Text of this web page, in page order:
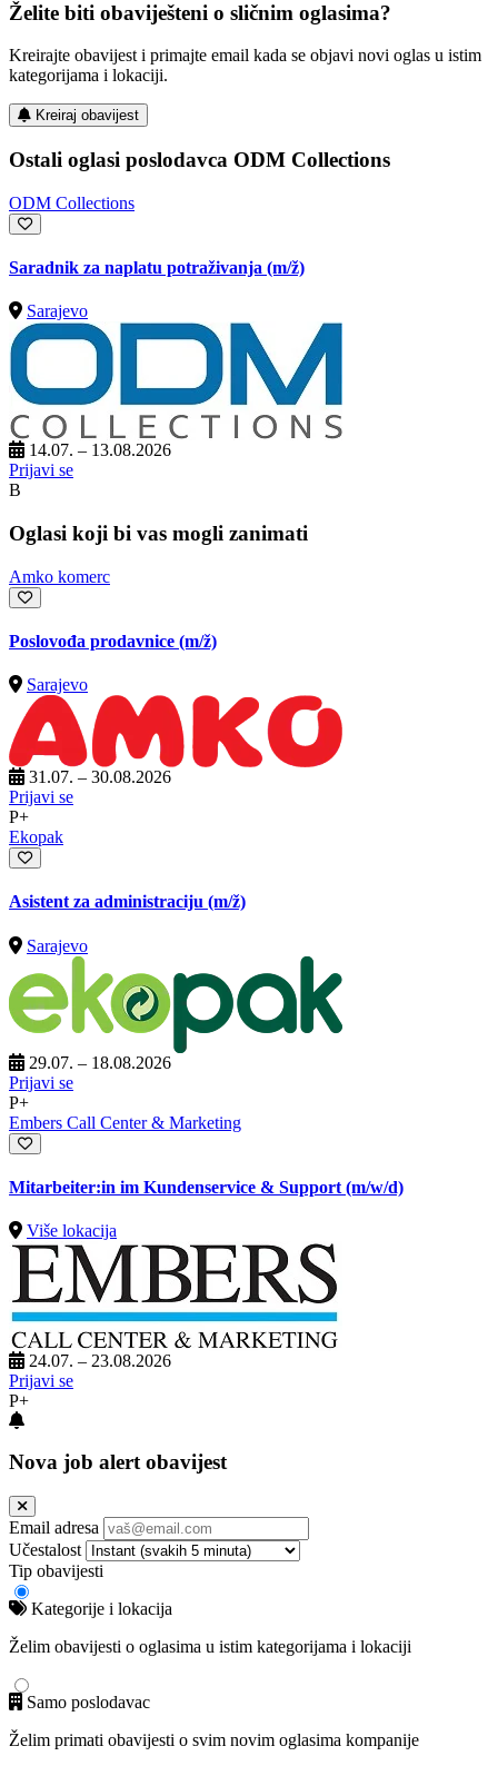
Želite biti obaviješteni o sličnim oglasima?
Kreirajte obavijest i primajte email kada se objavi novi oglas u istim
kategorijama i lokaciji.
Kreiraj obavijest
Ostali oglasi poslodavca ODM Collections
ODM Collections
Saradnik za naplatu potraživanja (m/ž)
Sarajevo
14.07. – 13.08.2026
Prijavi se
B
Oglasi koji bi vas mogli zanimati
Amko komerc
Poslovođa prodavnice (m/ž)
Sarajevo
31.07. – 30.08.2026
Prijavi se
P+
Ekopak
Asistent za administraciju (m/ž)
Sarajevo
29.07. – 18.08.2026
Prijavi se
P+
Embers Call Center & Marketing
Mitarbeiter:in im Kundenservice & Support (m/w/d)
Više lokacija
24.07. – 23.08.2026
Prijavi se
P+
Nova job alert obavijest
Email adresa
Učestalost
Tip obavijesti
Kategorije i lokacija
Želim obavijesti o oglasima u istim kategorijama i lokaciji
Samo poslodavac
Želim primati obavijesti o svim novim oglasima kompanije